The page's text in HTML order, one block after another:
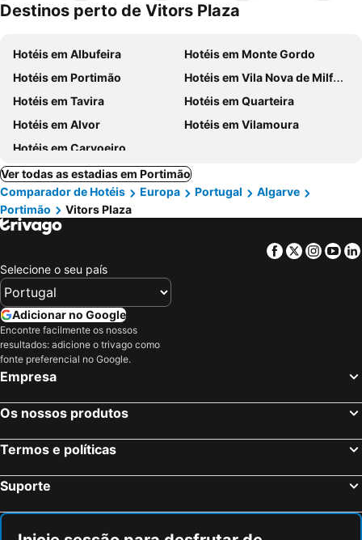
Destinos perto de Vitors Plaza
Hotéis em Albufeira
Hotéis em Monte Gordo
Hotéis em Portimão
Hotéis em Vila Nova de Milfontes
Hotéis em Tavira
Hotéis em Quarteira
Hotéis em Alvor
Hotéis em Vilamoura
Hotéis em Carvoeiro
Ver todas as estadias em Portimão
Comparador de Hotéis
Europa Portugal
Algarve
Portimão
Vitors Plaza
Facebook
Twitter
Selecione o seu país
Adicionar no Google
Encontre facilmente os nossos
resultados: adicione o trivago como
fonte preferencial no Google.
Empresa
Os nossos produtos
Termos e políticas
Suporte